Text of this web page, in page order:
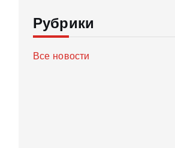
Рубрики
Все новости